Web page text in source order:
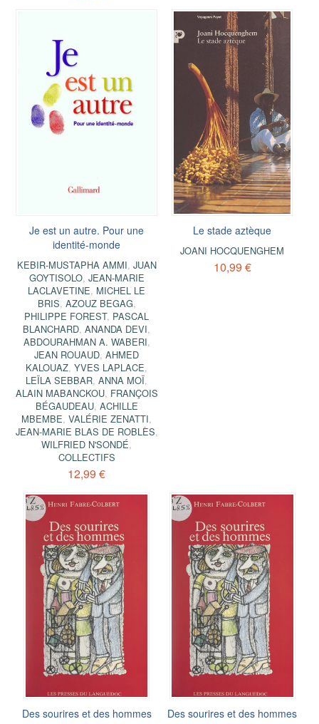
Je est un autre. Pour une
identité-monde
KEBIR-MUSTAPHA AMMI, JUAN
GOYTISOLO, JEAN-MARIE
LACLAVETINE, MICHEL LE
BRIS, AZOUZ BEGAG,
PHILIPPE FOREST, PASCAL
BLANCHARD,ANANDA DEVI,
ABDOURAHMAN A. WABERI,
JEAN ROUAUD,AHMED
KALOUAZ,YVES LAPLACE,
LEÏLA SEBBAR,ANNA MOÏ,
ALAIN MABANCKOU, FRANÇOIS
BÉGAUDEAU, ACHILLE
MBEMBE,VALÉRIE ZENATTI,
JEAN-MARIE BLAS DE ROBLÈS,
WILFRIED N'SONDÉ,
COLLECTIFS
12,99 €
Le stade aztèque
JOANI HOCQUENGHEM
10,99 €
Des sourires et des hommes Des sourires et des hommes